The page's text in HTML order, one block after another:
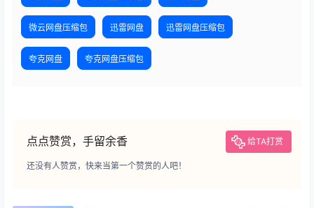
微云网盘压缩包 迅雷网盘 迅雷网盘压缩包
夸克网盘 夸克网盘压缩包
点点赞赏，手留余香 给TA打赏
还没有人赞赏，快来当第一个赞赏的人吧！